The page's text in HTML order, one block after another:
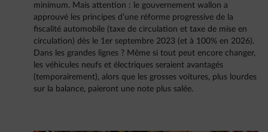
minimum. Mais attention : le gouvernement wallon a
approuvé les principes d’une réforme progressive de la
fiscalité automobile (taxe de circulation et taxe de mise en
circulation) dès le 1er septembre 2023 (et à 100% en 2026).
Dans les grandes lignes ? Même si tout peut encore changer,
les véhicules neufs et électriques seraient avantagés
(temporairement), alors que les grosses voitures, plus lourdes
sur la balance, paieront une note plus salée.